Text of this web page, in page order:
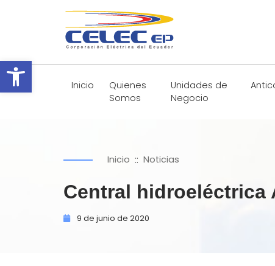
Abrir barra de herramientas
Inicio
Quienes
Somos
Unidades de
Negocio
Inicio :: Noticias
Central hidroeléctrica
9 de junio de 2020